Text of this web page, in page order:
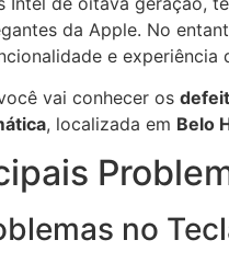
da Apple. No
e experiência
vai conhecer os
, localizada em Belo
no